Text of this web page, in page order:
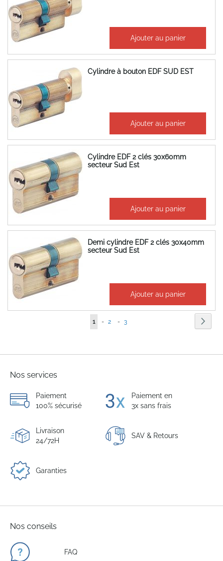
204,98 €
170,82 € Ajouter au panier
Cylindre à bouton EDF SUD EST
199,74 €
166,45 € Ajouter au panier
Cylindre EDF 2 clés 30x60mm
secteur Sud Est
212,83 €
177,36 € Ajouter au panier
Demi cylindre EDF 2 clés 30x40mm
secteur Sud Est
196,56 €
163,80 € Ajouter au panier
Vous
1 - Page
2 - Page
3
Nos services
Paiement
100% sécurisé
Paiement en
3x sans frais
Livraison
24/72H
SAV & Retours
Garanties
Nos conseils
FAQ